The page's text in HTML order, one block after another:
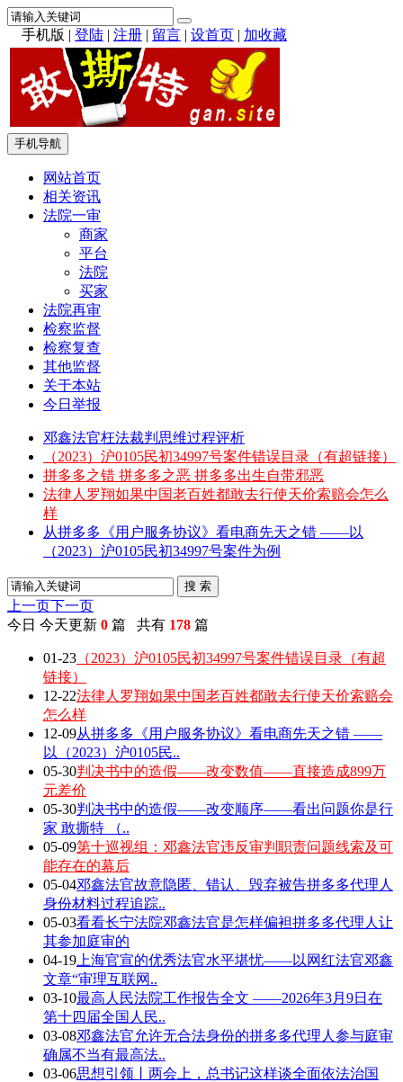
手机版 | 登陆 | 注册 | 留言 | 设首页 | 加收藏
手机导航
网站首页
相关资讯
法院一审
商家
平台
法院
买家
法院再审
检察监督
检察复查
其他监督
关于本站
今日举报
邓鑫法官枉法裁判思维过程评析
（2023）沪0105民初34997号案件错误目录（有超链接）
拼多多之错 拼多多之恶 拼多多出生自带邪恶
法律人罗翔如果中国老百姓都敢去行使天价索赔会怎么
样
从拼多多《用户服务协议》看电商先天之错 ——以
（2023）沪0105民初34997号案件为例
搜 索
上一页下一页
今日 今天更新 0 篇 共有 178 篇
01-23 （2023）沪0105民初34997号案件错误目录（有超
链接）
12-22法律人罗翔如果中国老百姓都敢去行使天价索赔会
怎么样
12-09从拼多多《用户服务协议》看电商先天之错 ——
以（2023）沪0105民..
05-30判决书中的造假——改变数值——直接造成899万
元差价
05-30判决书中的造假——改变顺序——看出问题你是行
家 敢撕特 （..
05-09第十巡视组：邓鑫法官违反审判职责问题线索及可
能存在的幕后
05-04邓鑫法官故意隐匿、错认、毁弃被告拼多多代理人
身份材料过程追踪..
05-03看看长宁法院邓鑫法官是怎样偏袒拼多多代理人让
其参加庭审的
04-19 上海官宣的优秀法官水平堪忧——以网红法官邓鑫
文章“审理互联网..
03-10最高人民法院工作报告全文 ——2026年3月9日在
第十四届全国人民..
03-08邓鑫法官允许无合法身份的拼多多代理人参与庭审
确属不当有最高法..
03-06思想引领丨两会上，总书记这样谈全面依法治国